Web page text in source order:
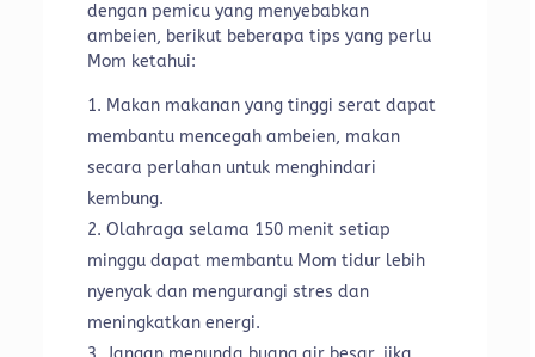
dengan pemicu yang menyebabkan
ambeien, berikut beberapa tips yang perlu
Mom ketahui:
Makan makanan yang tinggi serat dapat
membantu mencegah ambeien, makan
secara perlahan untuk menghindari
kembung.
Olahraga selama 150 menit setiap
minggu dapat membantu Mom tidur lebih
nyenyak dan mengurangi stres dan
meningkatkan energi.